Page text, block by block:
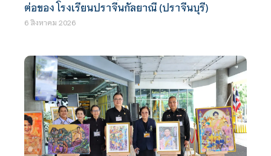
ต่อของ โรงเรียนปราจีนกัลยาณี (ปราจีนบุรี)
6 สิงหาคม 2026